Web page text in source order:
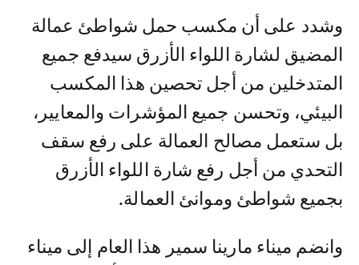
وشدد على أن مكسب حمل شواطئ عمالة
المضيق لشارة اللواء الأزرق سيدفع جميع
المتدخلين من أجل تحصين هذا المكسب
البيئي، وتحسن جميع المؤشرات والمعايير،
بل ستعمل مصالح العمالة على رفع سقف
التحدي من أجل رفع شارة اللواء الأزرق
بجميع شواطئ وموانئ العمالة.
وانضم ميناء مارينا سمير هذا العام إلى ميناء